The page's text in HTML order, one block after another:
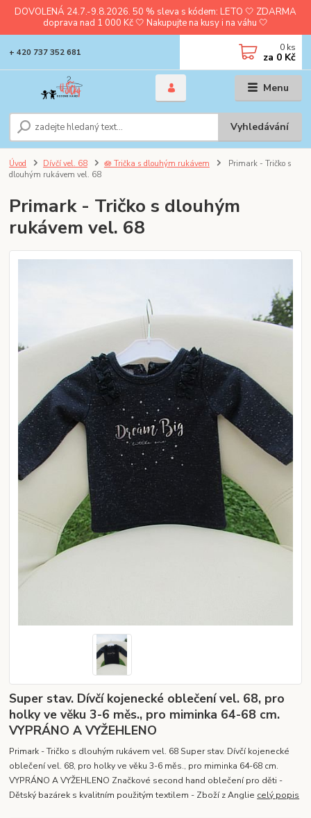
DOVOLENÁ 24.7.-9.8.2026. 50 % sleva s kódem: LETO 🤍 ZDARMA
doprava nad 1 000 Kč 🤍 Nakupujte na kusy i na váhu 🤍
Menu
Vyhledávání
+ 420 737 352 681 0 ks
za 0 Kč
Úvod Dívčí vel. 68 🪷 Trička s dlouhým rukávem
Primark - Tričko s
dlouhým rukávem vel. 68
Primark - Tričko s dlouhým
rukávem vel. 68
Super stav. Dívčí kojenecké oblečení vel. 68, pro
holky ve věku 3-6 měs., pro miminka 64-68 cm.
VYPRÁNO A VYŽEHLENO
Primark - Tričko s dlouhým rukávem vel. 68 Super stav. Dívčí kojenecké
oblečení vel. 68, pro holky ve věku 3-6 měs., pro miminka 64-68 cm.
VYPRÁNO A VYŽEHLENO Značkové second hand oblečení pro děti -
Dětský bazárek s kvalitním použitým textilem - Zboží z Anglie celý popis